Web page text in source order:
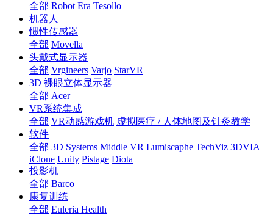
全部 Robot Era Tesollo
机器人
惯性传感器
全部 Movella
头戴式显示器
全部 Vrgineers Varjo StarVR
3D 裸眼立体显示器
全部 Acer
VR系统集成
全部 VR动感游戏机 虚拟医疗 / 人体地图及针灸教学
软件
全部 3D Systems Middle VR Lumiscaphe TechViz 3DVIA
iClone Unity Pistage Diota
投影机
全部 Barco
康复训练
全部 Euleria Health